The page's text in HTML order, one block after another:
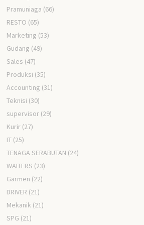
Pramuniaga (66)
RESTO (65)
Marketing (53)
Gudang (49)
Sales (47)
Produksi (35)
Accounting (31)
Teknisi (30)
supervisor (29)
Kurir (27)
IT (25)
TENAGA SERABUTAN (24)
WAITERS (23)
Garmen (22)
DRIVER (21)
Mekanik (21)
SPG (21)